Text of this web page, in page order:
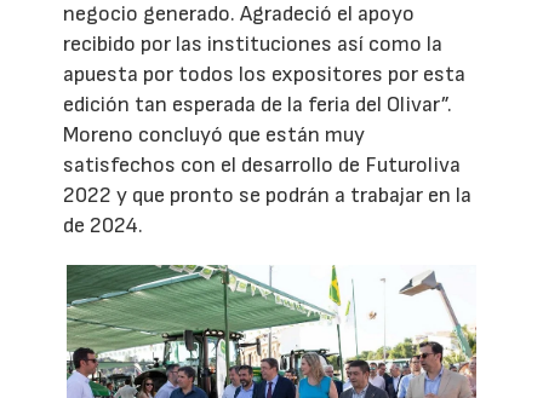
negocio generado. Agradeció el apoyo
recibido por las instituciones así como la
apuesta por todos los expositores por esta
edición tan esperada de la feria del Olivar”.
Moreno concluyó que están muy
satisfechos con el desarrollo de Futuroliva
2022 y que pronto se podrán a trabajar en la
de 2024.